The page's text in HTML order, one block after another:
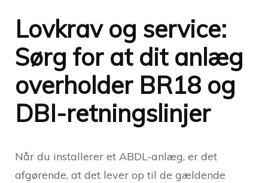
Lovkrav og service:
Sørg for at dit anlæg
overholder BR18 og
DBI-retningslinjer
Når du installerer et ABDL-anlæg, er det
afgørende, at det lever op til de gældende